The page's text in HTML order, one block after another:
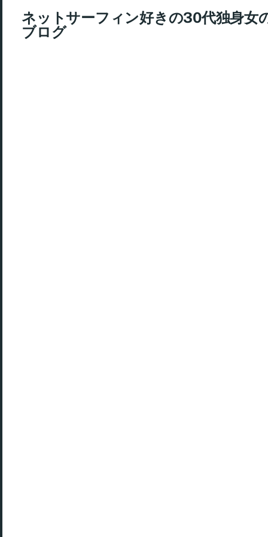
ネットサーフィン好きの30代独身女
ブログ